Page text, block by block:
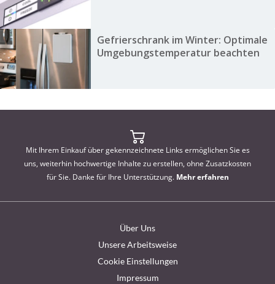
Gefrierschrank im Winter: Optimale
Umgebungstemperatur beachten
Mit Ihrem Einkauf über gekennzeichnete Links ermöglichen Sie es
uns, weiterhin hochwertige Inhalte zu erstellen, ohne Zusatzkosten
für Sie. Danke für Ihre Unterstützung. Mehr erfahren
Über Uns
Unsere Arbeitsweise
Cookie Einstellungen
Impressum